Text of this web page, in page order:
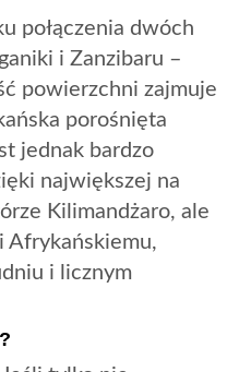
połączenia dwóch
i Zanzibaru –
powierzchni zajmuje
porośnięta
jednak bardzo
największej na
Kilimandżaro, ale
Afrykańskiemu,
i licznym